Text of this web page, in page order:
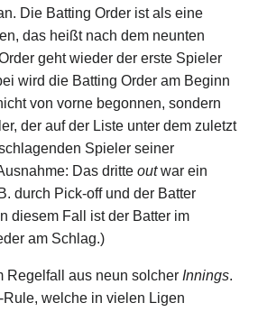
Die Batting Order ist als eine
das heißt nach dem neunten
geht wieder der erste Spieler
wird die Batting Order am Beginn
von vorne begonnen, sondern
der auf der Liste unter dem zuletzt
Spieler seiner
Das dritte outwar ein
durch Pick-off und der Batter
diesem Fall ist der Batter im
am Schlag.)
Regelfall aus neun solcher Innings.
welche in vielen Ligen